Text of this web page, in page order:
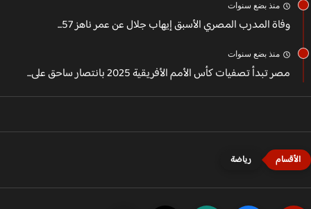
منذ بضع سنوات
وفاة المدرب المصري الأسبق إيهاب جلال عن عمر ناهز 57...
منذ بضع سنوات
مصر تبدأ تصفيات كأس الأمم الأفريقية 2025 بانتصار ساحق على...
رياضة